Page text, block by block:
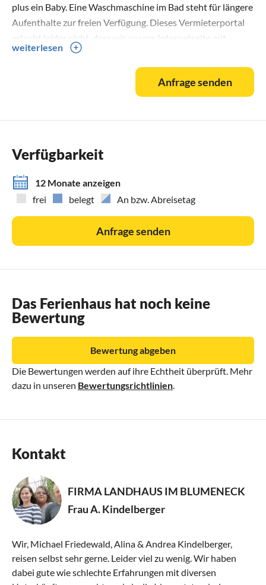
plus ein Baby. Eine Waschmaschine im Bad steht für längere
Aufenthalte zur freien Verfügung. Dieses Vermieterportal
erlaubt leider nicht, dass wir unsere Internetseite mit
aktuellem Belegungsplan nennen. Sie können uns mit
"Landhaus im Blumeneck" und "Rumbach" aber leicht durch
Suchmaschinen finden und so unsere aktuelle Belegung
weiterlesen
Anfrage senden
Verfügbarkeit
12 Monate anzeigen
frei
belegt An bzw. Abreisetag
Anfrage senden
Das Ferienhaus hat noch keine
Bewertung
Die Bewertungen werden auf ihre Echtheit überprüft. Mehr
dazu in unseren Bewertungsrichtlinien
Bewertung abgeben
Kontakt
FIRMA LANDHAUS IM BLUMENECK
Frau A. Kindelberger
Wir, Michael Friedewald, Alina & Andrea Kindelberger,
reisen selbst sehr gerne. Leider viel zu wenig. Wir haben
dabei gute wie schlechte Erfahrungen mit diversen